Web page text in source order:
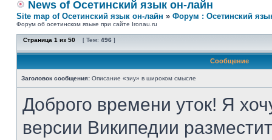
News of Осетинский язык он-лайн
Site map of Осетинский язык он-лайн » Форум : Осетинский
Форум об осетинском языке при сайте Ironau.ru
Страница 1 из 50 [ Тем: 496 ]
Сообщение
Заголовок сообщения: Описание «зиу» в широком смысле
Доброго времени уток! Я
версии Википедии